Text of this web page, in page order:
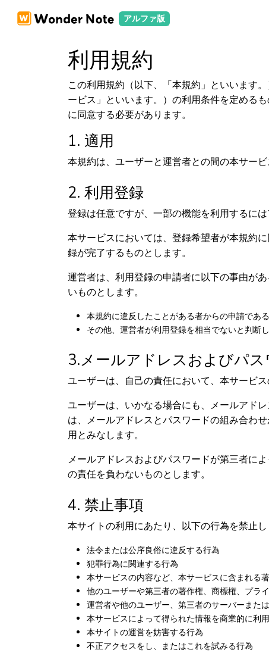
アルファ版
利用規約
この利用規約（以下、「本規約」といいます
ービス」といいます。）の利用条件を定める
に同意する必要があります。
1. 適用
本規約は、ユーザーと運営者との間の本サー
2. 利用登録
登録は任意ですが、一部の機能を利用するには
本サービスにおいては、登録希望者が本規約
録が完了するものとします。
運営者は、利用登録の申請者に以下の事由が
いものとします。
本規約に違反したことがある者からの申請であ
その他、運営者が利用登録を相当でないと判断
3.メールアドレスおよびパ
ユーザーは、自己の責任において、本サービ
ユーザーは、いかなる場合にも、メールアド
は、メールアドレスとパスワードの組み合わ
用とみなします。
メールアドレスおよびパスワードが第三者に
の責任を負わないものとします。
4. 禁止事項
本サイトの利用にあたり、以下の行為を禁止し
法令または公序良俗に違反する行為
犯罪行為に関連する行為
本サービスの内容など、本サービスに含まれる
他のユーザーや第三者の著作権、商標権、プラ
運営者や他のユーザー、第三者のサーバーまた
本サービスによって得られた情報を商業的に利
本サイトの運営を妨害する行為
不正アクセスをし、またはこれを試みる行為